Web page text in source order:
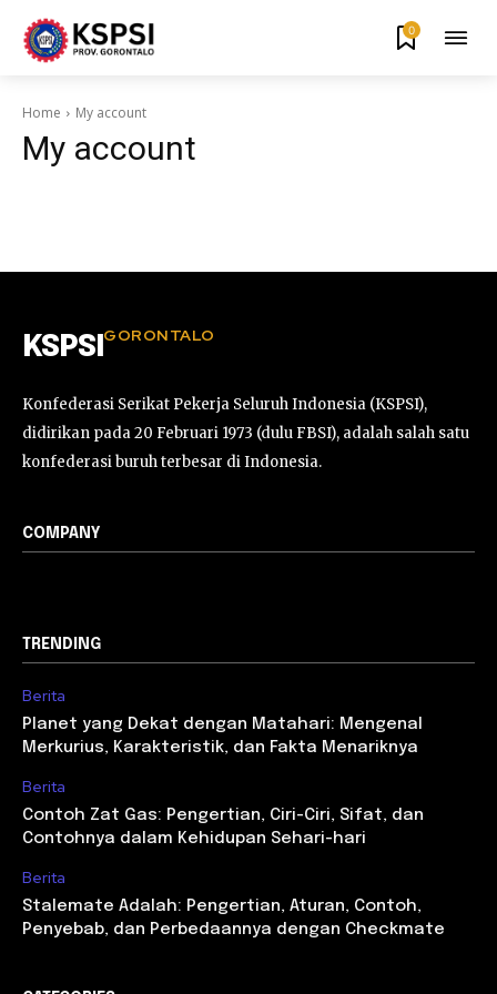
0
Home My account
My account
KSPSI GORONTALO
Konfederasi Serikat Pekerja Seluruh Indonesia (KSPSI),
didirikan pada 20 Februari 1973 (dulu FBSI), adalah salah satu
konfederasi buruh terbesar di Indonesia.
COMPANY
TRENDING
Berita
Planet yang Dekat dengan Matahari: Mengenal
Merkurius, Karakteristik, dan Fakta Menariknya
Berita
Contoh Zat Gas: Pengertian, Ciri-Ciri, Sifat, dan
Contohnya dalam Kehidupan Sehari-hari
Berita
Stalemate Adalah: Pengertian, Aturan, Contoh,
Penyebab, dan Perbedaannya dengan Checkmate